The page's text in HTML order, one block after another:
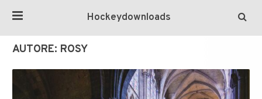
Hockeydownloads
AUTORE: ROSY